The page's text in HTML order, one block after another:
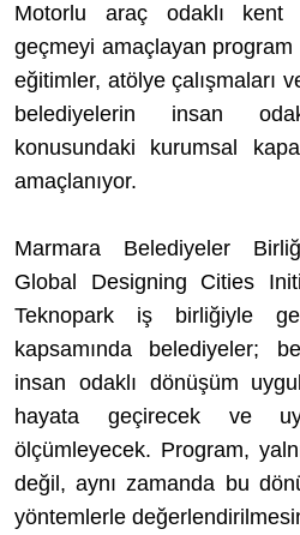
Motorlu araç odaklı kent
geçmeyi amaçlayan program
eğitimler, atölye çalışmaları
belediyelerin insan
konusundaki kurumsal
amaçlanıyor.
Marmara Belediyeler
Global Designing Cities
Teknopark iş birliğiyle
kapsamında belediyeler;
insan odaklı dönüşüm
hayata geçirecek ve
ölçümleyecek. Program,
değil, aynı zamanda bu
yöntemlerle